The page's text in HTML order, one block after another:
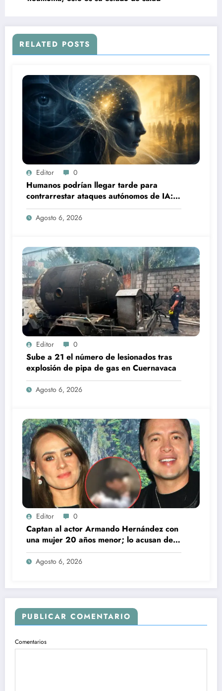
RELATED POSTS
Editor 0
Humanos podrían llegar tarde para
contrarrestar ataques autónomos de IA:
experto
Agosto 6, 2026
Editor 0
Sube a 21 el número de lesionados tras
explosión de pipa de gas en Cuernavaca
Agosto 6, 2026
Editor 0
Captan al actor Armando Hernández con
una mujer 20 años menor; lo acusan de
infidelidad a su esposa
Agosto 6, 2026
PUBLICAR COMENTARIO
Comentarios